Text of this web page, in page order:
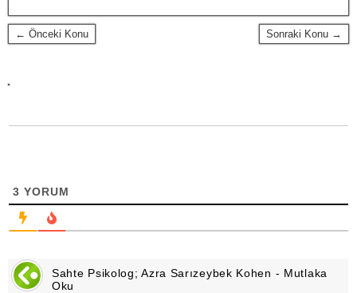
← Önceki Konu Sonraki Konu →
3 YORUM
Sahte Psikolog; Azra Sarızeybek Kohen - Mutlaka
Oku